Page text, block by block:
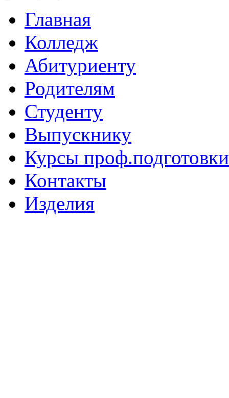
Главная
Колледж
Абитуриенту
Родителям
Студенту
Выпускнику
Курсы проф.подготовки
Контакты
Изделия